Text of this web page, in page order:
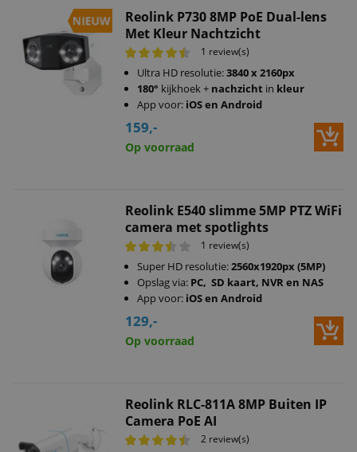
Reolink P730 8MP PoE Dual-lens
Met Kleur Nachtzicht
1 review(s)
Ultra HD resolutie:3840 x 2160px
180° kijkhoek + nachzicht in kleur
App voor: iOS en Android
159,-
Op voorraad
Reolink E540 slimme 5MP PTZ WiFi
camera met spotlights
1 review(s)
Super HD resolutie:2560x1920px (5MP)
Opslag via: PC, SD kaart, NVR en NAS
App voor: iOS en Android
129,-
Op voorraad
Reolink RLC-811A 8MP Buiten IP
Camera PoE AI
2 review(s)